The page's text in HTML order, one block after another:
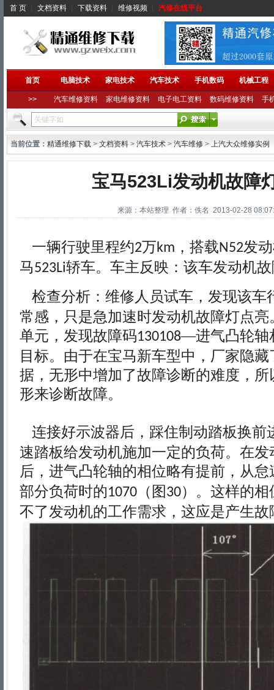
首 页 ┆ 文档资料 ┆ 下载资料 ┆ 维修视频 ┆ 汽修在线平台
首页 电脑技术 家电技术 汽车技术 手机数码 机械工程
>> 汽车维修资料 家电维修资料 电子电工资料 数码维修资料 手
当前位置： 精通维修下载 > 文档资料 > 汽车技术 > 汽车维修 > 上汽大众维修实例
宝马523Li发动机故障
来源：本站整理 作者：佚名 2013-02-28
一辆行驶里程约2万km ，搭载N52发
马523Li轿车。车主反映：该车发动机
检查分析：维修人员试车，发现该车
常感，只是急加速时发动机故障灯点
单元，发现故障码130108—进气凸轮轴
目标。由于在宝马新车型中，厂家隐
据，无形中增加了故障诊断的难度，
形来诊断故障。
连接好示波器后，踩住制动踏板换前
速踏板给发动机施加一定的负荷。在
后，进气凸轮轴的相位略有提前，从怠
部分负荷时的1070 （图 30）。这样的
不了发动机的工作需求，这应是产生